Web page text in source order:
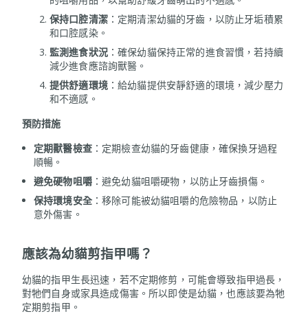
保持口腔清潔：定期清潔幼貓的牙齒，以防止牙垢積累
和口腔感染。
監測進食狀況：確保幼貓保持正常的進食習慣，若持續
減少進食應諮詢獸醫。
提供舒適環境：給幼貓提供安靜舒適的環境，減少壓力
和不適感。
預防措施
定期獸醫檢查：定期檢查幼貓的牙齒健康，確保換牙過程
順暢。
避免硬物咀嚼：避免幼貓咀嚼硬物，以防止牙齒損傷。
保持環境安全：移除可能被幼貓咀嚼的危險物品，以防止
意外傷害。
應該為幼貓剪指甲嗎？
幼貓的指甲生長迅速，若不定期修剪，可能會導致指甲過長，
對牠們自身或家具造成傷害。所以即使是幼貓，也應該要為牠
定期剪指甲。